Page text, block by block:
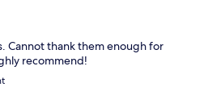
Cannot thank them enough for
recommend!